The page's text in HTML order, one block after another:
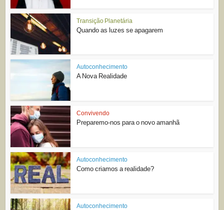
Transição Planetária
Quando as luzes se apagarem
Autoconhecimento
A Nova Realidade
Convivendo
Preparemo-nos para o novo amanhã
Autoconhecimento
Como criamos a realidade?
Autoconhecimento